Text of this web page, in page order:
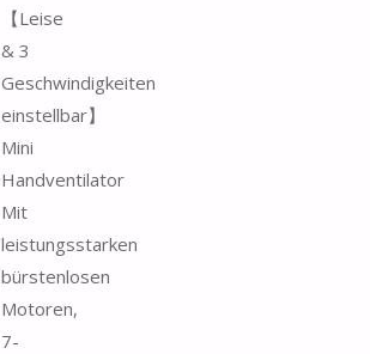
【Leise
& 3
Geschwindigkeiten
einstellbar】
Mini
Handventilator
Mit
leistungsstarken
bürstenlosen
Motoren,
7-